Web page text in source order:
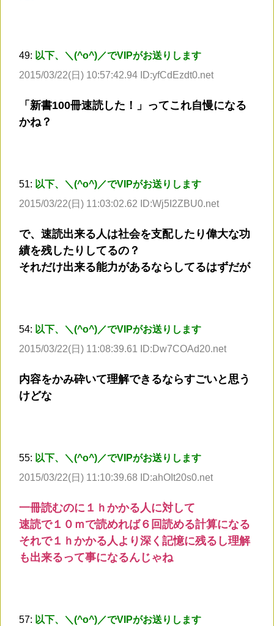
49: 以下、＼(^o^)／でVIPがお送りします
2015/03/22(日) 10:57:42.94 ID:yfCdEzdt0.net
「新書100冊速読した！」ってこれ自慢になる
かね？
51: 以下、＼(^o^)／でVIPがお送りします
2015/03/22(日) 11:03:02.62 ID:Wj5I2ZBU0.net
で、速読出来る人は社会を支配したり偉大な功
績を残したりしてるの？
それだけ出来る能力があるならしてるはずだが
54: 以下、＼(^o^)／でVIPがお送りします
2015/03/22(日) 11:08:39.61 ID:Dw7COAd20.net
内容をかみ砕いて理解できるならすごいと思う
けどな
55: 以下、＼(^o^)／でVIPがお送りします
2015/03/22(日) 11:10:39.68 ID:ahOIt20s0.net
一冊読むのに１ｈかかる人に対して
速読で１０ｍで読めれば６回読める計算になる
それで１ｈかかる人より深く記憶に残るし理解
も出来るって事になるんじゃね
57: 以下、＼(^o^)／でVIPがお送りします